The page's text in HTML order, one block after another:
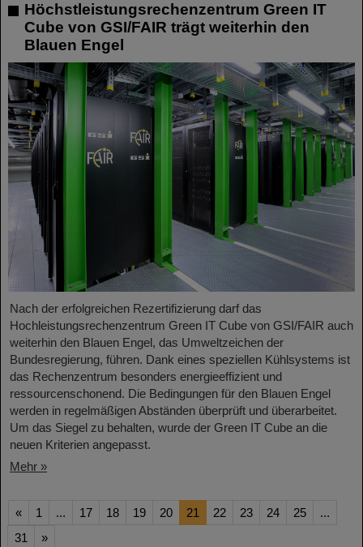
Höchstleistungsrechenzentrum Green IT
Cube von GSI/FAIR trägt weiterhin den
Blauen Engel
Nach der erfolgreichen Rezertifizierung darf das
Hochleistungsrechenzentrum Green IT Cube von GSI/FAIR auch
weiterhin den Blauen Engel, das Umweltzeichen der
Bundesregierung, führen. Dank eines speziellen Kühlsystems ist
das Rechenzentrum besonders energieeffizient und
ressourcenschonend. Die Bedingungen für den Blauen Engel
werden in regelmäßigen Abständen überprüft und überarbeitet.
Um das Siegel zu behalten, wurde der Green IT Cube an die
neuen Kriterien angepasst.
Mehr »
« 1 ... 17 18 19 20 21 22 23 24 25
...
31
»